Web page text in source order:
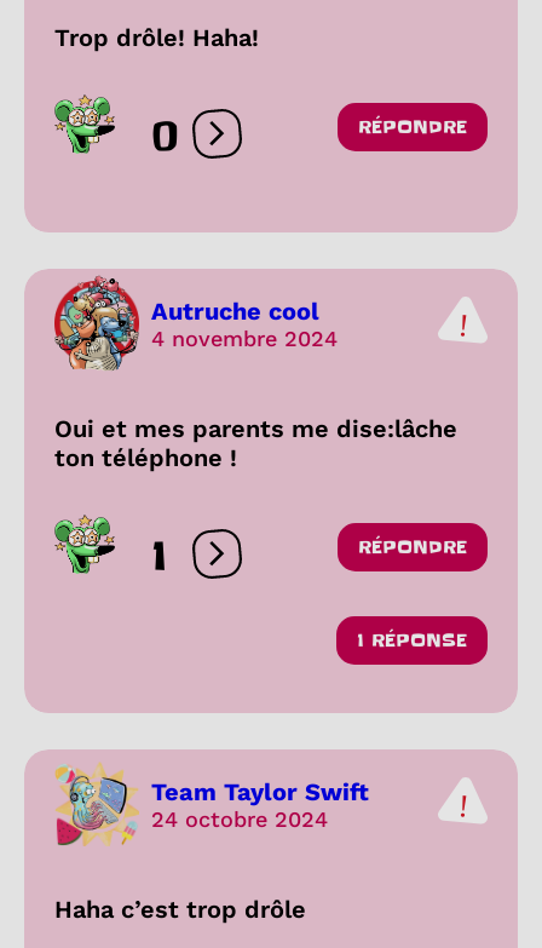
Trop drôle! Haha!
0 Ouvrir les réactions
RÉPONDRE
Autruche cool
4 novembre 2024
Oui et mes parents me dise:lâche
ton téléphone !
1 Ouvrir les réactions
RÉPONDRE
1 RÉPONSE
Team Taylor Swift
24 octobre 2024
Haha c’est trop drôle